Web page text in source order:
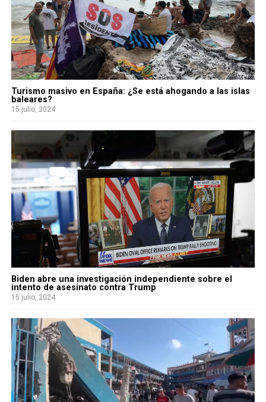
Turismo masivo en España: ¿Se está ahogando a las islas
baleares?
15 julio, 2024
Biden abre una investigación independiente sobre el
intento de asesinato contra Trump
15 julio, 2024